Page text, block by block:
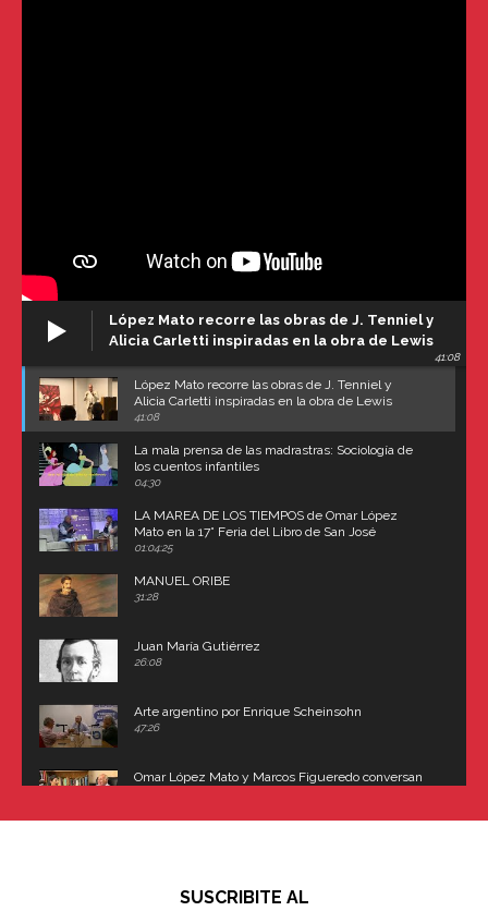
López Mato recorre las obras de J. Tenniel y
Alicia Carletti inspiradas en la obra de Lewis
41:08
López Mato recorre las obras de J. Tenniel y
Alicia Carletti inspiradas en la obra de Lewis
Carroll
41:08
La mala prensa de las madrastras: Sociología de
los cuentos infantiles
04:30
LA MAREA DE LOS TIEMPOS de Omar López
Mato en la 17° Feria del Libro de San José
(Uruguay)
01:04:25
MANUEL ORIBE
31:28
Juan María Gutiérrez
26:08
Arte argentino por Enrique Scheinsohn
47:26
Omar López Mato y Marcos Figueredo conversan
SUSCRIBITE AL